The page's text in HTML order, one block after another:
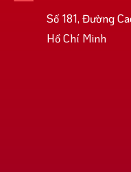
Số 181, Đường
Hồ Chí Minh